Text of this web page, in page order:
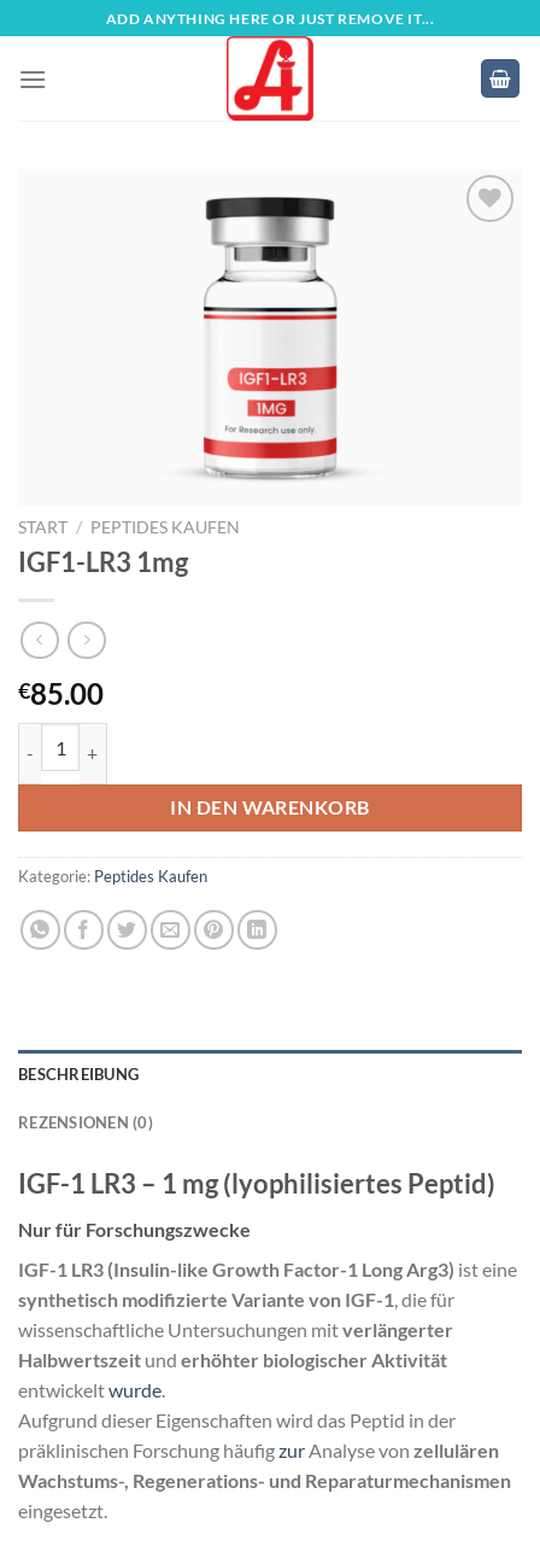
Inhalt
springen
ADD ANYTHING HERE OR JUST REMOVE IT...
START / PEPTIDES KAUFEN
IGF1-LR3 1mg
€85.00
IN DEN WARENKORB
Kategorie: Peptides Kaufen
BESCHREIBUNG
REZENSIONEN (0)
IGF-1 LR3 – 1 mg (lyophilisiertes Peptid)
Nur für Forschungszwecke
IGF-1 LR3 (Insulin-like Growth Factor-1 Long Arg3) ist eine
synthetisch modifizierte Variante von IGF-1, die für
wissenschaftliche Untersuchungen mitverlängerter
Halbwertszeit und erhöhter biologischer Aktivität
entwickeltwurde.
Aufgrund dieser Eigenschaften wird das Peptid in der
präklinischen Forschung häufigzurAnalyse von zellulären
Wachstums-, Regenerations- und Reparaturmechanismen
eingesetzt.